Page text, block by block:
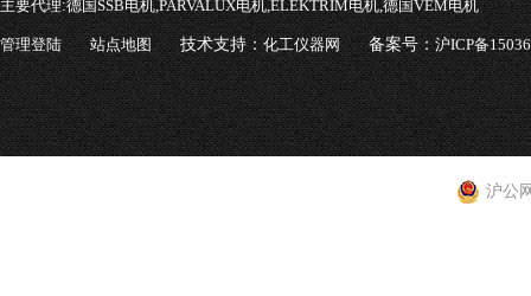
主要代理:德国SSB电机,PARVALUX电机,ELEKTRIM电机,德国VEM电机
管理登陆 站点地图 技术支持：化工仪器网 备案号：沪ICP备
沪公